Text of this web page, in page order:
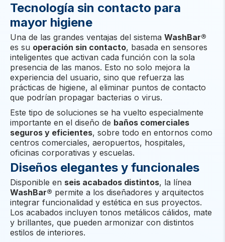
Tecnología sin contacto para
mayor higiene
Una de las grandes ventajas del sistema WashBar®
es su operación sin contacto, basada en sensores
inteligentes que activan cada función con la sola
presencia de las manos. Esto no solo mejora la
experiencia del usuario, sino que refuerza las
prácticas de higiene, al eliminar puntos de contacto
que podrían propagar bacterias o virus.
Este tipo de soluciones se ha vuelto especialmente
importante en el diseño de baños comerciales
seguros y eficientes, sobre todo en entornos como
centros comerciales, aeropuertos, hospitales,
oficinas corporativas y escuelas.
Diseños elegantes y funcionales
Disponible en seis acabados distintos, la línea
WashBar® permite a los diseñadores y arquitectos
integrar funcionalidad y estética en sus proyectos.
Los acabados incluyen tonos metálicos cálidos, mate
y brillantes, que pueden armonizar con distintos
estilos de interiores.